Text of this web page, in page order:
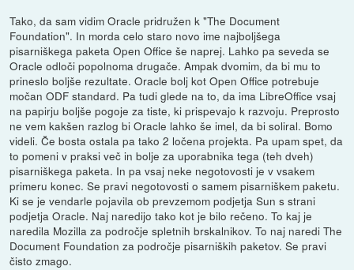
Tako, da sam vidim Oracle pridružen k "The Document
Foundation". In morda celo staro novo ime najboljšega
pisarniškega paketa Open Office še naprej. Lahko pa seveda se
Oracle odloči popolnoma drugače. Ampak dvomim, da bi mu to
prineslo boljše rezultate. Oracle bolj kot Open Office potrebuje
močan ODF standard. Pa tudi glede na to, da ima LibreOffice vsaj
na papirju boljše pogoje za tiste, ki prispevajo k razvoju. Preprosto
ne vem kakšen razlog bi Oracle lahko še imel, da bi soliral. Bomo
videli. Če bosta ostala pa tako 2 ločena projekta. Pa upam spet, da
to pomeni v praksi več in bolje za uporabnika tega (teh dveh)
pisarniškega paketa. In pa vsaj neke negotovosti je v vsakem
primeru konec. Se pravi negotovosti o samem pisarniškem paketu.
Ki se je vendarle pojavila ob prevzemom podjetja Sun s strani
podjetja Oracle. Naj naredijo tako kot je bilo rečeno. To kaj je
naredila Mozilla za področje spletnih brskalnikov. To naj naredi The
Document Foundation za področje pisarniških paketov. Se pravi
čisto zmago.